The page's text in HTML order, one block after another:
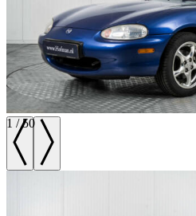
1 /50